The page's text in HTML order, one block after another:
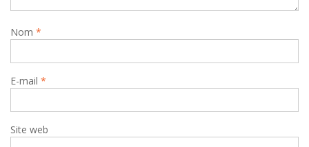
Nom *
E-mail *
Site web